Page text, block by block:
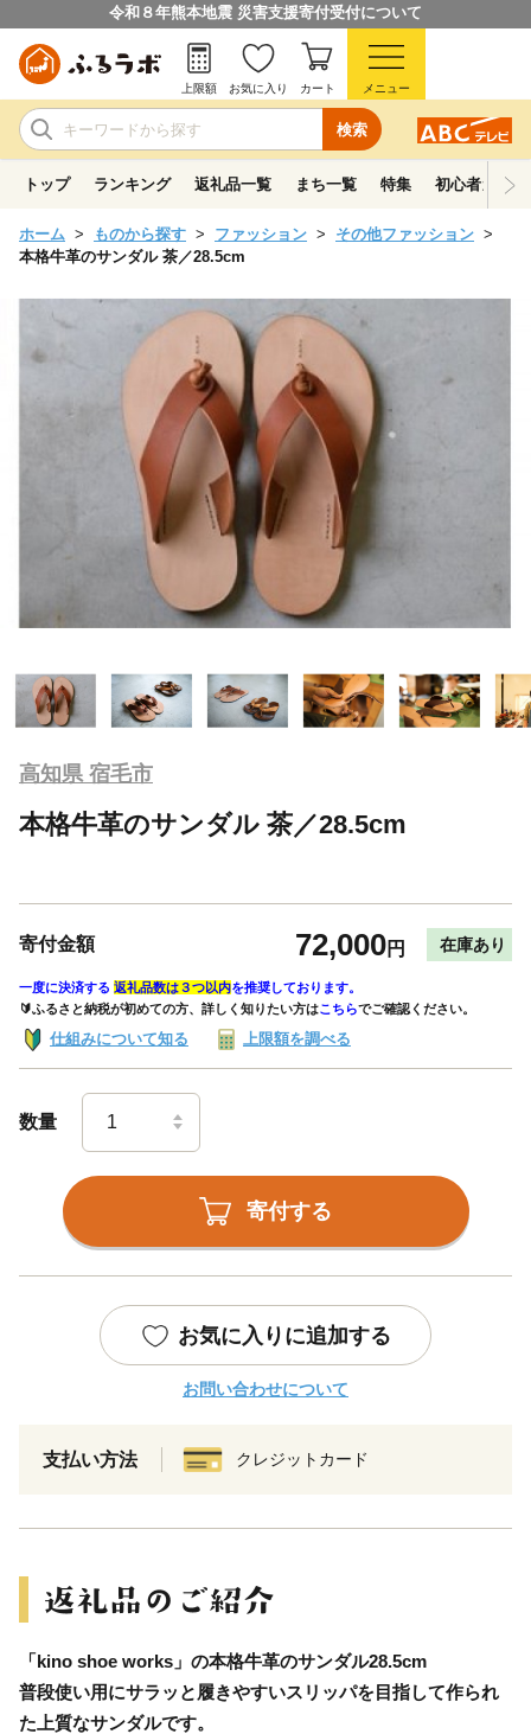
令和８年熊本地震 災害支援寄付受付について
検索
上限額 お気に入り カート メニュー
トップ ランキング 返礼品一覧 まち一覧 特集 初心者ガイド
ホーム ものから探す ファッション
その他ファッション
本格牛革のサンダル 茶／28.5cm
高知県 宿毛市
本格牛革のサンダル 茶／28.5cm
寄付金額 72,000円 在庫あり
一度に決済する 返礼品数は３つ以内を推奨しております。
🔰ふるさと納税が初めての方、詳しく知りたい方はこちらでご確認ください。
仕組みについて知る 上限額を調べる
数量
寄付する
お気に入りに追加する
お問い合わせについて
支払い方法 クレジットカード
「kino shoe works」の本格牛革のサンダル28.5cm
普段使い用にサラッと履きやすいスリッパを目指して作られ
た上質なサンダルです。